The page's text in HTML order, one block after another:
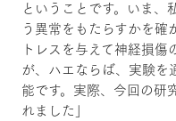
ということです。いま
う異常をもたらすかを確
トレスを与えて神経損
が、ハエならば、実験
能です。実際、今回の研
れました」